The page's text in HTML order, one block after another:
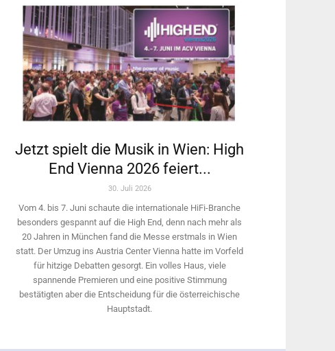
Jetzt spielt die Musik in Wien: High
End Vienna 2026 feiert...
30. Juli 2026
Vom 4. bis 7. Juni schaute die internationale HiFi-Branche
besonders gespannt auf die High End, denn nach mehr als
20 Jahren in München fand die Messe erstmals in Wien
statt. Der Umzug ins Austria Center Vienna hatte im Vorfeld
für hitzige Debatten gesorgt. Ein volles Haus, viele
spannende Premieren und eine positive Stimmung
bestätigten aber die Entscheidung für die österreichische
Hauptstadt.